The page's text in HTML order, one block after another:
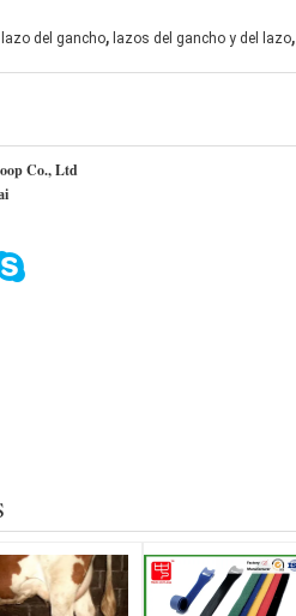
del gancho, lazos del gancho y del lazo,
Co., Ltd